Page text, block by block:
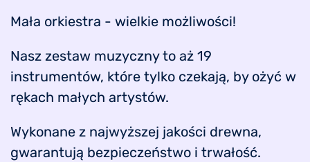
Mała orkiestra - wielkie możliwości!
Nasz zestaw muzyczny to aż 19
instrumentów, które tylko czekają, by ożyć w
rękach małych artystów.
Wykonane z najwyższej jakości drewna,
gwarantują bezpieczeństwo i trwałość.